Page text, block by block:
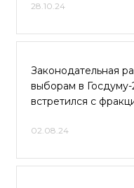
28.10.24
Законодательная
выборам в
встретился с
02.08.24